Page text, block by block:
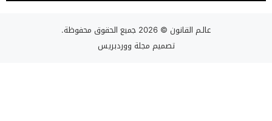
عالـم القانون © 2026 جميع الحقوق محفوظة.
تصميم مجلة ووردبريس